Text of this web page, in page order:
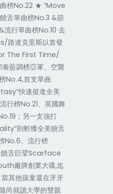
榜No.22 ★ “Move
舌單曲榜No.3 &節
流行單曲榜No.10 去
路達克里斯以首發
The First Time/
藍調榜亞軍、空襲
No.4,首支單曲
快速挺進全美
行榜No.21、英國舞
；另一支強打
則斬獲全美饒舌
No.6、流行榜
饒舌巨擘Scarface
廠牌創業大碟,迄
其他孩童還在牙牙
尚就讀大學的雙親